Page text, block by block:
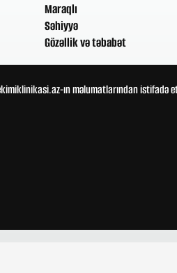
Maraqlı
Səhiyyə
Gözəllik və təbabət
ın məlumatlarından